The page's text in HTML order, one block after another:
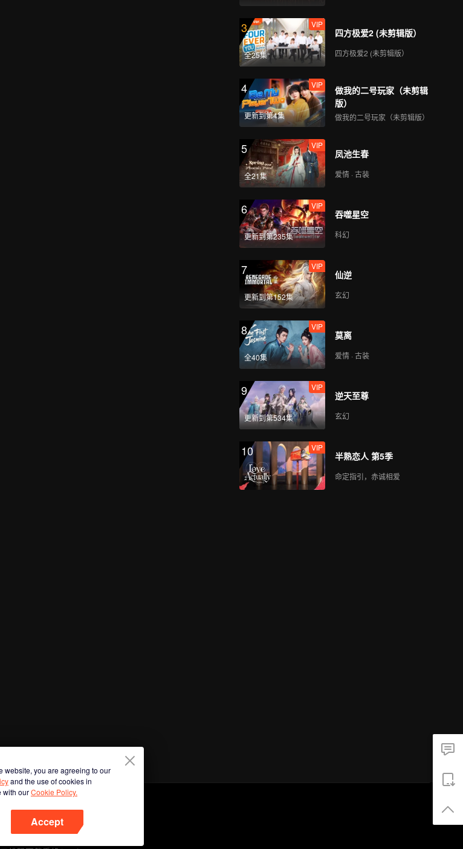
114
116
VIP
117
VIP
118
VIP VIP
120
VIP
3
全25集
VIP
四方极爱2 (未剪辑版）
四方极爱2 (未剪辑版）
4
更新到第4集
VIP
做我的二号玩家（未剪辑
版）
做我的二号玩家（未剪辑版）
5
全21集
VIP
凤池生春
爱情 · 古装
6
更新到第235集
VIP
吞噬星空
科幻
7
更新到第152集
VIP
仙逆
玄幻
8
全40集
VIP
莫离
爱情 · 古装
9
更新到第534集
VIP
逆天至尊
玄幻
10 VIP
半熟恋人 第5季
命定指引，赤诚相爱
website, you are agreeing to our
and the use of cookies in
with ourCookie Policy.
Accept